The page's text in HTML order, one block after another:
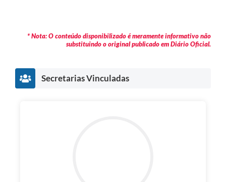
* Nota: O conteúdo disponibilizado é meramente informativo não
substituindo o original publicado em Diário Oficial.
Secretarias Vinculadas